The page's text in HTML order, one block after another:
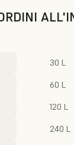
30 L
60 L
120 L
240 L